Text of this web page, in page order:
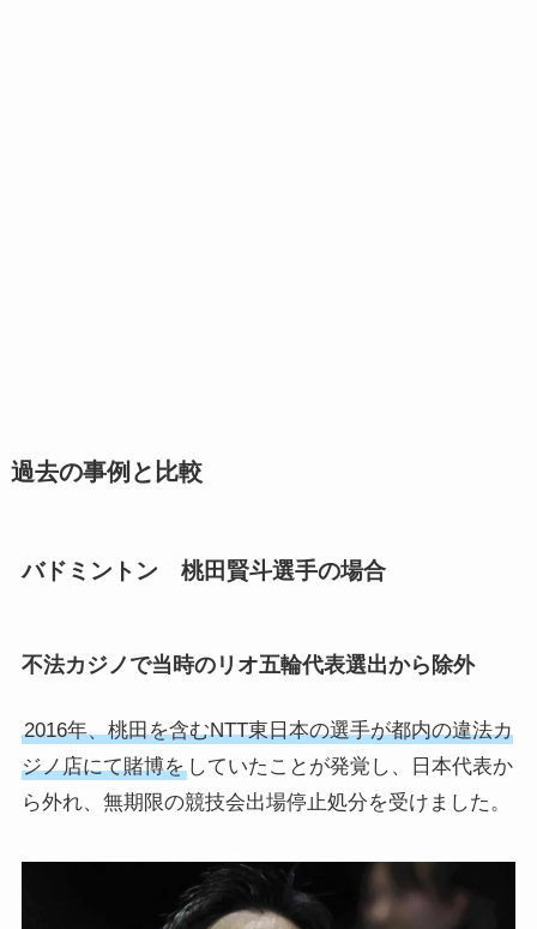
過去の事例と比較
バドミントン 桃田賢斗選手の場合
不法カジノで当時のリオ五輪代表選出から除外
2016年、桃田を含むNTT東日本の選手が都内の違法カ
ジノ店にて賭博をしていたことが発覚し、日本代表か
ら外れ、無期限の競技会出場停止処分を受けました。